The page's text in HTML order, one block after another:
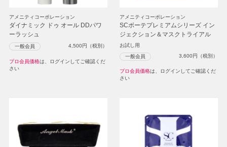
アメニティコーポレーション
ダイナミック ドゥ オール DDパワ
ーラッシュ
一般会員 4,500円（税別）
プロ会員価格は、ログインしてご確認くだ
さい
アメニティコーポレーション
SCボーテプレミアムシリーズ イン
ジェクション＆マスクトライアル
お試し用
一般会員 3,600円（税別）
プロ会員価格は、ログインしてご確認くだ
さい